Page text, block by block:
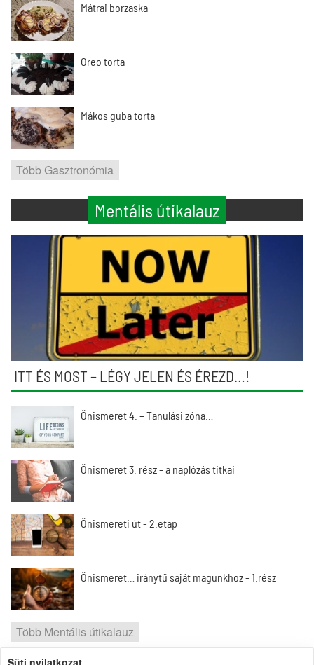
Mátrai borzaska
Oreo torta
Mákos guba torta
Több Gasztronómia
Mentális útikalauz
ITT ÉS MOST – LÉGY JELEN ÉS ÉREZD…!
Önismeret 4. – Tanulási zóna…
Önismeret 3. rész - a naplózás titkai
Önismereti út - 2.etap
Önismeret… iránytű saját magunkhoz - 1.rész
Több Mentális útikalauz
Süti nyilatkozat